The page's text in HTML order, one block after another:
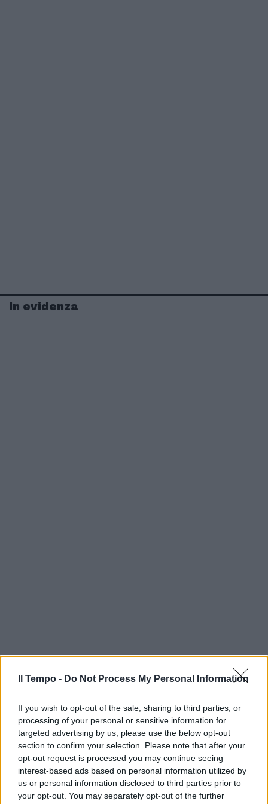
Il Tempo - Do Not Process My Personal Information
If you wish to opt-out of the sale, sharing to third parties, or
processing of your personal or sensitive information for
targeted advertising by us, please use the below opt-out
section to confirm your selection. Please note that after your
opt-out request is processed you may continue seeing
interest-based ads based on personal information utilized by
us or personal information disclosed to third parties prior to
your opt-out. You may separately opt-out of the further
In evidenza